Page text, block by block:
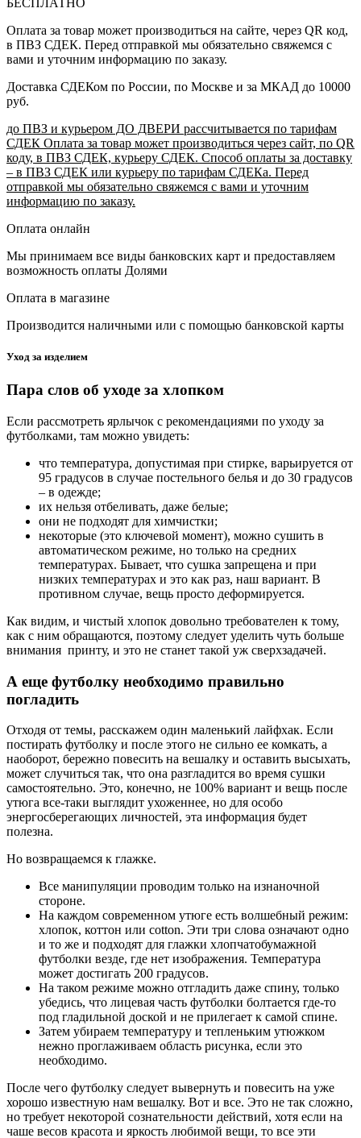
Оплата за товар может производиться на сайте, через QR код,
в ПВЗ СДЕК. Перед отправкой мы обязательно свяжемся с
вами и уточним информацию по заказу.
Доставка СДЕКом по России, по Москве и за МКАД до 10000
руб.
до ПВЗ и курьером ДО ДВЕРИ рассчитывается по тарифам
СДЕК Оплата за товар может производиться через сайт, по QR
коду, в ПВЗ СДЕК, курьеру СДЕК. Способ оплаты за доставку
– в ПВЗ СДЕК или курьеру по тарифам СДЕКа. Перед
отправкой мы обязательно свяжемся с вами и уточним
информацию по заказу.
Оплата онлайн
Мы принимаем все виды банковских карт и предоставляем
возможность оплаты Долями
Оплата в магазине
Производится наличными или с помощью банковской карты
Уход за изделием
Пара слов об уходе за хлопком
Если рассмотреть ярлычок с рекомендациями по уходу за
футболками, там можно увидеть:
что температура, допустимая при стирке, варьируется от
95 градусов в случае постельного белья и до 30 градусов
– в одежде;
их нельзя отбеливать, даже белые;
они не подходят для химчистки;
некоторые (это ключевой момент), можно сушить в
автоматическом режиме, но только на средних
температурах. Бывает, что сушка запрещена и при
низких температурах и это как раз, наш вариант. В
противном случае, вещь просто деформируется.
Как видим, и чистый хлопок довольно требователен к тому,
как с ним обращаются, поэтому следует уделить чуть больше
внимания принту, и это не станет такой уж сверхзадачей.
А еще футболку необходимо правильно
погладить
Отходя от темы, расскажем один маленький лайфхак. Если
постирать футболку и после этого не сильно ее комкать, а
наоборот, бережно повесить на вешалку и оставить высыхать,
может случиться так, что она разгладится во время сушки
самостоятельно. Это, конечно, не 100% вариант и вещь после
утюга все-таки выглядит ухоженнее, но для особо
энергосберегающих личностей, эта информация будет
полезна.
Но возвращаемся к глажке.
Все манипуляции проводим только на изнаночной
стороне.
На каждом современном утюге есть волшебный режим:
хлопок, коттон или cotton. Эти три слова означают одно
и то же и подходят для глажки хлопчатобумажной
футболки везде, где нет изображения. Температура
может достигать 200 градусов.
На таком режиме можно отгладить даже спину, только
убедись, что лицевая часть футболки болтается где-то
под гладильной доской и не прилегает к самой спине.
Затем убираем температуру и тепленьким утюжком
нежно проглаживаем область рисунка, если это
необходимо.
После чего футболку следует вывернуть и повесить на уже
хорошо известную нам вешалку. Вот и все. Это не так сложно,
но требует некоторой сознательности действий, хотя если на
чаше весов красота и яркость любимой вещи, то все эти